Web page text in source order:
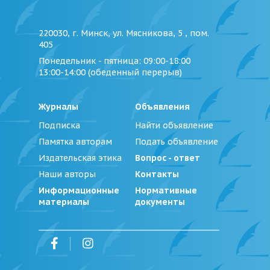
220030, г. Минск, ул. Мясникова, 5 , пом.
405
Понедельник - пятница: 09:00-18:00
13:00-14:00 (обеденный перерыв)
Журналы
Подписка
Памятка авторам
Издательская этика
Наши авторы
Информационные
материалы
Объявления
Найти объявление
Подать объявление
Вопрос - ответ
Контакты
Нормативные
документы